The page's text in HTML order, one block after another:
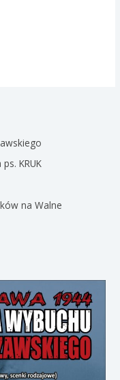
KRUK
na Walne